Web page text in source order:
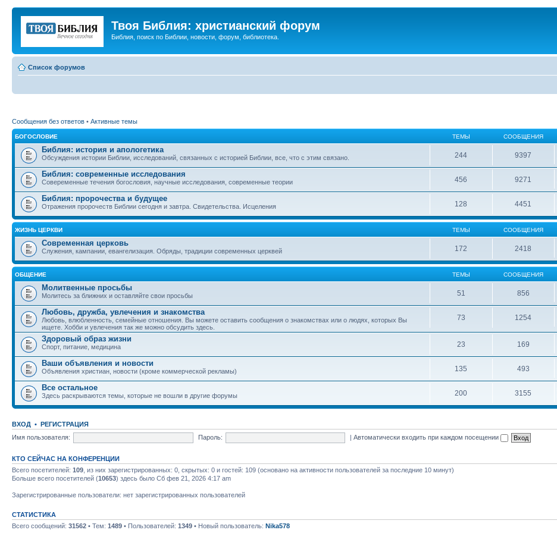
Твоя Библия: христианский форум
Библия, поиск по Библии, новости, форум, библиотека.
Список форумов
Сообщения без ответов • Активные темы
БОГОСЛОВИЕ ТЕМЫ СООБЩЕНИЯ
Библия: история и апологетика
Обсуждения истории Библии, исследований, связанных с историей Библии, все, что с этим связано. 244 9397
Библия: современные исследования
Совеременные течения богословия, научные исследования, современные теории 456 9271
Библия: пророчества и будущее
Отражения пророчеств Библии сегодня и завтра. Свидетельства. Исцеления 128 4451
ЖИЗНЬ ЦЕРКВИ ТЕМЫ СООБЩЕНИЯ
Современная церковь
Служения, кампании, евангелизация. Обряды, традиции современных церквей 172 2418
ОБЩЕНИЕ ТЕМЫ СООБЩЕНИЯ
Молитвенные просьбы
Молитесь за ближних и оставляйте свои просьбы 51 856
Любовь, дружба, увлечения и знакомства
Любовь, влюбленность, семейные отношения. Вы можете оставить сообщения о знакомствах или о людях, которых Вы
ищете. Хобби и увлечения так же можно обсудить здесь.
73 1254
Здоровый образ жизни
Спорт, питание, медицина 23 169
Ваши объявления и новости
Объявления христиан, новости (кроме коммерческой рекламы) 135 493
Все остальное
Здесь раскрываются темы, которые не вошли в другие форумы 200 3155
ВХОД • РЕГИСТРАЦИЯ
Имя пользователя:
Пароль: |Автоматически входить при каждом посещении
КТО СЕЙЧАС НА КОНФЕРЕНЦИИ
Всего посетителей: 109 , из них зарегистрированных: 0, скрытых: 0 и гостей: 109 (основано на активности пользователей за последние 10 минут)
Больше всего посетителей (10653) здесь было Сб фев 21, 2026 4:17 am
Зарегистрированные пользователи: нет зарегистрированных пользователей
СТАТИСТИКА
Всего сообщений: 31562 • Тем: 1489 • Пользователей: 1349 • Новый пользователь: Nika578